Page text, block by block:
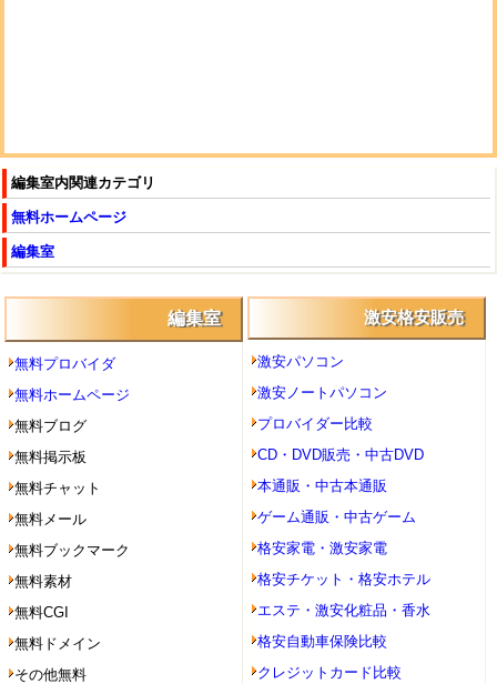
編集室内関連カテゴリ
無料ホームページ
編集室
編集室
無料プロバイダ
無料ホームページ
無料ブログ
無料掲示板
無料チャット
無料メール
無料ブックマーク
無料素材
無料CGI
無料ドメイン
その他無料
激安格安販売
激安パソコン
激安ノートパソコン
プロバイダー比較
CD・DVD販売・中古DVD
本通販・中古本通販
ゲーム通販・中古ゲーム
格安家電・激安家電
格安チケット・格安ホテル
エステ・激安化粧品・香水
格安自動車保険比較
クレジットカード比較